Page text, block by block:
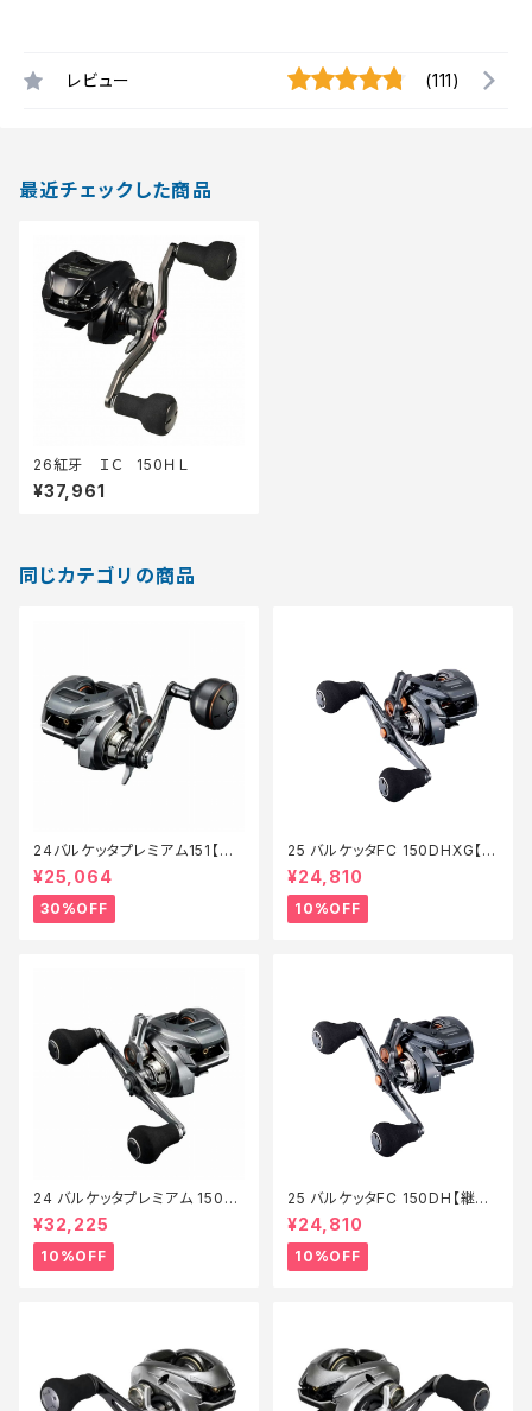
レビュー (111)
最近チェックした商品
26紅牙 ＩＣ 150ＨＬ
¥37,961
同じカテゴリの商品
24バルケッタプレミアム151【特
価リール】【30】
¥25,064
30%OFF
25 バルケッタFC 150DHXG【継
続セール_リール】【10】
¥24,810
10%OFF
24 バルケッタプレミアム 150D
HXG【継続セール_リール】【10】
¥32,225
10%OFF
25 バルケッタFC 150DH【継続
セール_リール】【10】
¥24,810
10%OFF